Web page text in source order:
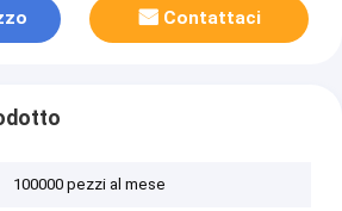
Contattaci
100000 pezzi al mese